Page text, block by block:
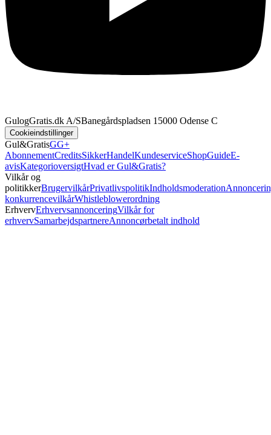
GulogGratis.dk A/SBanegårdspladsen 1 5000 Odense C
Cookieindstillinger
Gul&GratisGG+
AbonnementCreditsSikkerHandelKundeserviceShopGuideE-
avisKategorioversigtHvad er Gul&Gratis?
Vilkår og
politikkerBrugervilkårPrivatlivspolitikIndholdsmoderation
konkurrencevilkårWhistleblowerordning
ErhvervErhvervsannonceringVilkår for
erhvervSamarbejdspartnereAnnoncørbetalt indhold